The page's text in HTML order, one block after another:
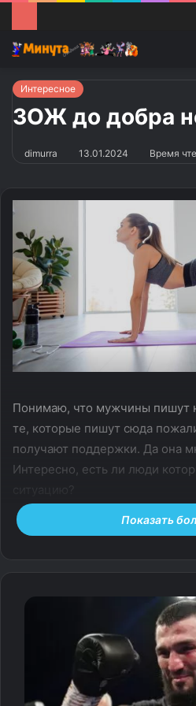
Интересное
ЗОЖ до добра
dimurra 13.01.2024 Время
Понимаю, что мужчины пишут
те, которые пишут сюда
получают поддержки. Да она
Интересно, есть ли люди
Мой брак продлился почти
Во-вторых, довольно сильно
стравливая меня с женой. А в
отсутствие желания
Всё усугубилось ещё полтора
Показать